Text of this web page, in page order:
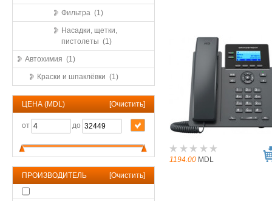
Фильтра (1)
Насадки, щетки,
пистолеты (1)
Автохимия (1)
Краски и шпаклёвки (1)
ЦЕНА (MDL) [Очистить]
от до
ПРОИЗВОДИТЕЛЬ [Очистить]
1194.00 MDL